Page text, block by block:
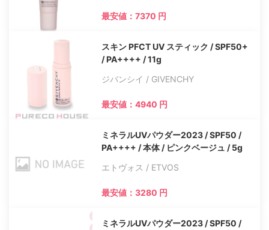
最安値：7370 円
スキン PFCT UV スティック / SPF50+
/ PA++++ / 11g
ジバンシイ / GIVENCHY
最安値：4940 円
ミネラルUVパウダー2023 / SPF50 /
PA++++ / 本体 / ピンクベージュ / 5g
エトヴォス / ETVOS
最安値：3280 円
ミネラルUVパウダー2023 / SPF50 /